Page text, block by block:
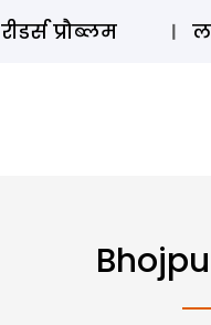
रीडर्स प्रौब्लम